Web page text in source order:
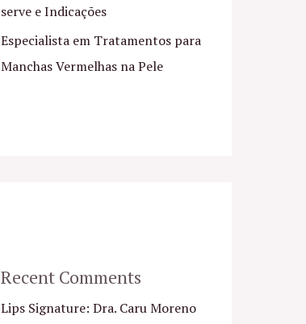
serve e Indicações
Especialista em Tratamentos para
Manchas Vermelhas na Pele
Recent Comments
Lips Signature: Dra. Caru Moreno